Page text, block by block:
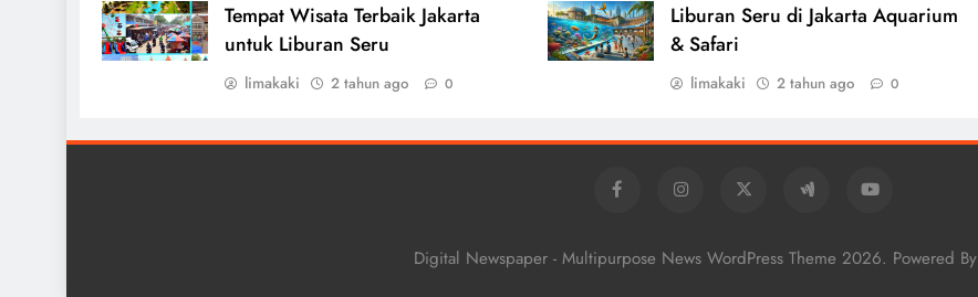
Tempat Wisata Terbaik Jakarta
untuk Liburan Seru
limakaki 2 tahun ago 0
Liburan Seru di Jakarta Aquarium
& Safari
limakaki 2 tahun ago 0
Digital Newspaper - Multipurpose News WordPress Theme 2026. Powered By